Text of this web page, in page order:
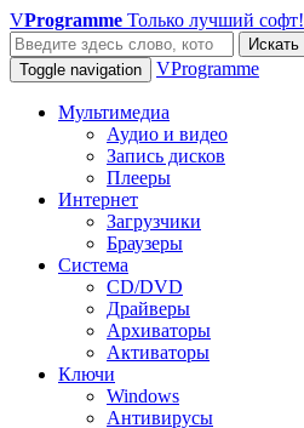
VProgramme Только лучший софт!
Искать
Toggle navigation
VProgramme
Мультимедиа
Аудио и видео
Запись дисков
Плееры
Интернет
Загрузчики
Браузеры
Система
CD/DVD
Драйверы
Архиваторы
Активаторы
Ключи
Windows
Антивирусы